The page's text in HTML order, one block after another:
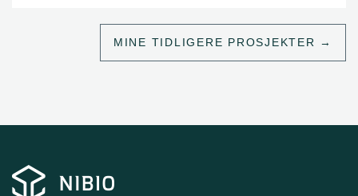
MINE TIDLIGERE PROSJEKTER